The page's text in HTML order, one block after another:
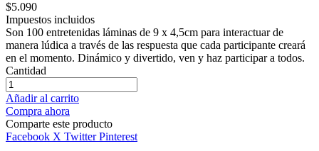
$5.090
Impuestos incluidos
Son 100 entretenidas láminas de 9 x 4,5cm para interactuar de
manera lúdica a través de las respuesta que cada participante creará
en el momento. Dinámico y divertido, ven y haz participar a todos.
Cantidad
Añadir al carrito
Compra ahora
Comparte este producto
Facebook X Twitter Pinterest